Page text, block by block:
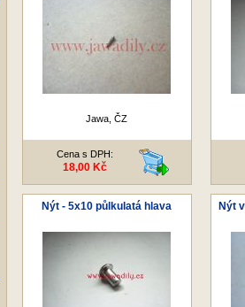
Jawa, ČZ
Cena s DPH:
18,00 Kč
Nýt - 5x10 půlkulatá hlava Nýt